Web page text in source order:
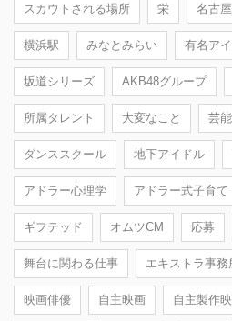
スカウトされる場所 栄 名古
横浜駅 みなとみらい 有名ア
坂道シリーズ AKB48グループ
所属タレント 大変なこと 芸
ダンススクール 地下アイドル
アドラー心理学 アドラー式子育て
ギフテッド オムツCM 応募
舞台に関わる仕事 エキストラ事務
映画俳優 自主映画 自主製作